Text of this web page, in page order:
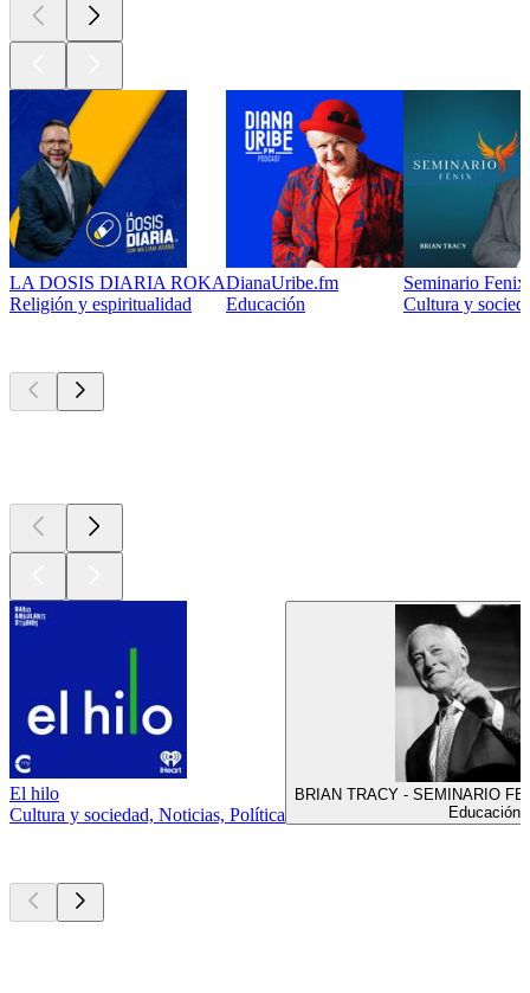
LA DOSIS DIARIA ROKA
Religión y espiritualidad
DianaUribe.fm
Educación
Seminario
Cultura y
El hilo
Cultura y sociedad, Noticias, Política
BRIAN TRACY - SEMINARIO
Educación